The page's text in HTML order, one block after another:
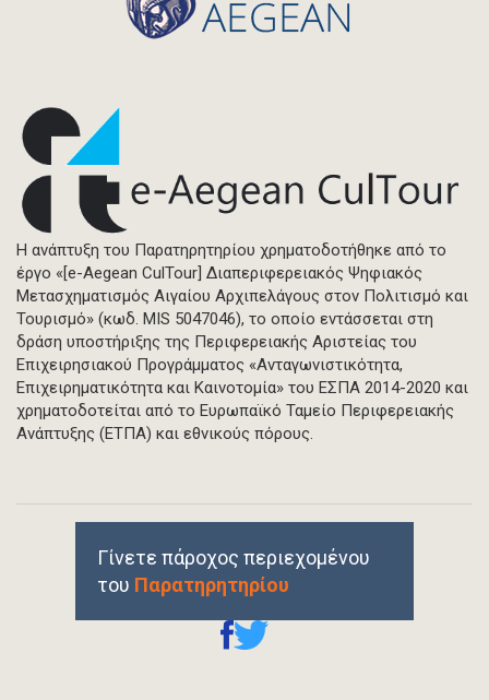
Η ανάπτυξη του Παρατηρητηρίου χρηματοδοτήθηκε από το
έργο «[e-Aegean CulTour] Διαπεριφερειακός Ψηφιακός
Μετασχηματισμός Αιγαίου Αρχιπελάγους στον Πολιτισμό και
Τουρισμό» (κωδ. MIS 5047046), το οποίο εντάσσεται στη
δράση υποστήριξης της Περιφερειακής Αριστείας του
Επιχειρησιακού Προγράμματος «Ανταγωνιστικότητα,
Επιχειρηματικότητα και Καινοτομία» του ΕΣΠΑ 2014-2020 και
χρηματοδοτείται από το Ευρωπαϊκό Ταμείο Περιφερειακής
Ανάπτυξης (ΕΤΠΑ) και εθνικούς πόρους.
Γίνετε πάροχος περιεχομένου
του Παρατηρητηρίου